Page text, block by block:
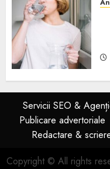
Servicii SEO &
Publicare advertoriale
Redactare &
Copyright © All rights